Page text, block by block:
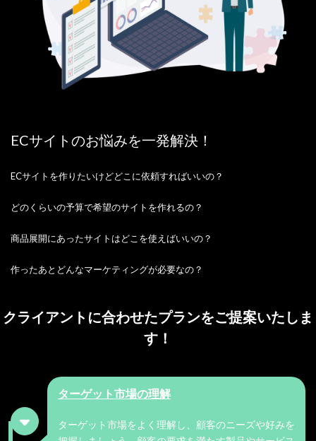
ECサイトのお悩みを一発解決！
ECサイトを作りたいけどどこに依頼すればいいの？
どのくらいの予算で希望のサイトを作れるの？
商品展開にあったサイトはどこを使えばいいの？
作ったあとどんなマーケティングが必要なの？
クライアントに合わせたプランをご提案いたしま
す！
ターゲット市場の理解
ターゲット市場をよく理解し、顧客のニーズや好みを